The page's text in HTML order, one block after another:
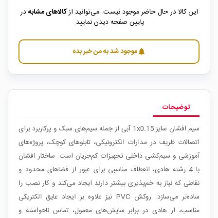
این کالا در حال حاضر موجود نیست. می‌توانید ازکالاهای مشابهدر
پایین صفحه دیدن نمایید.
notificationsموجود شد به من خبر بده
توضیحات
سیم افشان سایز 1x0.15 آبی از جمله سیم‌های سبک و پرکاربرد برای
اتصالات ظریف در مدارات الکترونیکی، تابلوهای کوچک، پروژه‌های
آموزشی و سیم‌کشی داخلی تجهیزات کم‌جریان است. ساختار افشان
با 4 رشته هادی، انعطاف مناسبی برای عبور از فضاهای محدود و
نقاطی که نیاز به خم‌پذیری بیشتر دارند ایجاد می‌کند و کار نصب را
ساده‌تر می‌سازد. روکش PVC نیز علاوه بر ایجاد عایق الکتریکی
مناسب، از هادی در برابر سایش‌های معمول، تماس ناخواسته و